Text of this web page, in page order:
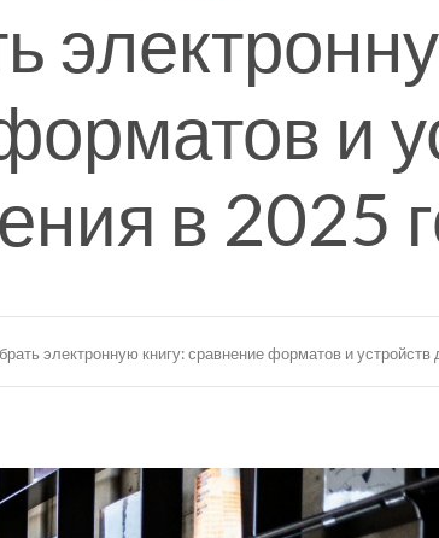
и
в 2025
электронную книгу: сравнение форматов и